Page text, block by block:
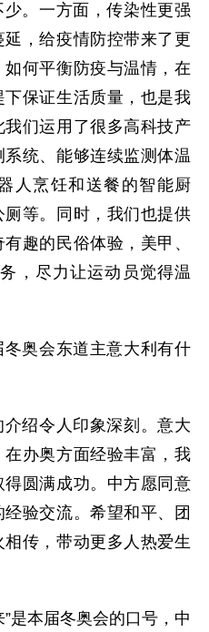
少。一方面，传染性更强
，给疫情防控带来了更
何平衡防疫与温情，在
保证生活质量，也是我
们运用了很多高科技产
统、能够连续监测体温
人烹饪和送餐的智能厨
等。同时，我们也提供
趣的民俗体验，美甲、
，尽力让运动员觉得温
冬奥会东道主意大利有什
介绍令人印象深刻。意大
办奥方面经验丰富，我
圆满成功。中方愿同意
验交流。希望和平、团
传，带动更多人热爱生
”是本届冬奥会的口号，中